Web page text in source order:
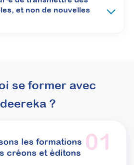
de formation
répondant
leurs attentes dès l’annonce
réparties sur 4 semaines
ouvertes
et non de nouvelles
se former avec
?
01
les formations
créons et éditons